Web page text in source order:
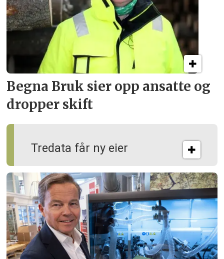
Tredata får ny eier
Begna Bruk sier opp ansatte og
dropper skift